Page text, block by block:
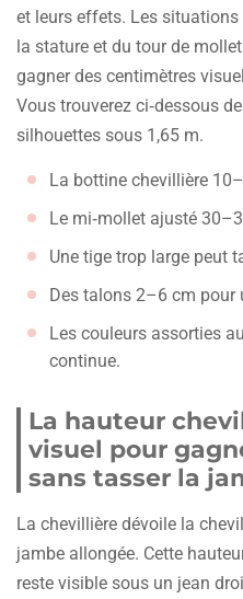
et leurs effets. Les
la stature et du tour de
gagner des centimètres
Vous trouverez ci‑dessous
silhouettes sous 1,65 m.
La bottine chevillière
Le mi‑mollet ajusté
Une tige trop large peut
Des talons 2–6 cm
Les couleurs assorties
continue.
La hauteur
visuel pour
sans tasser la
La chevillière dévoile la
jambe allongée. Cette
reste visible sous un jean